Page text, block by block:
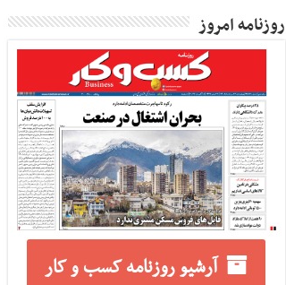
روزنامه امروز
آرشیو روزنامه کسب و کار